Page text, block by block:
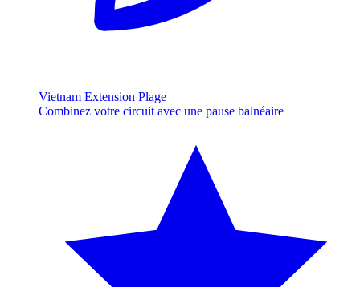
Vietnam Extension Plage
Combinez votre circuit avec une pause balnéaire